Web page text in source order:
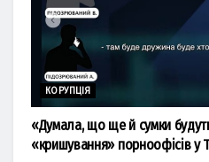
КОРУПЦІЯ
«Думала, що ще й сумки
«кришування» порноофісів у